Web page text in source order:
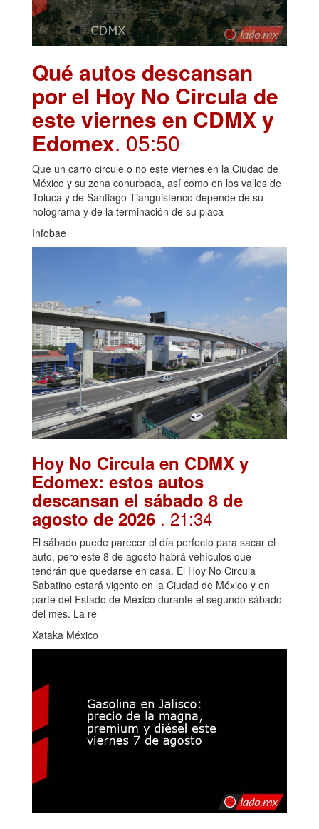
Qué autos descansan
por el Hoy No Circula de
este viernes en CDMX y
Edomex. 05:50
Que un carro circule o no este viernes en la Ciudad de
México y su zona conurbada, así como en los valles de
Toluca y de Santiago Tianguistenco depende de su
holograma y de la terminación de su placa
Infobae
Hoy No Circula en CDMX y
Edomex: estos autos
descansan el sábado 8 de
agosto de 2026 . 21:34
El sábado puede parecer el día perfecto para sacar el
auto, pero este 8 de agosto habrá vehículos que
tendrán que quedarse en casa. El Hoy No Circula
Sabatino estará vigente en la Ciudad de México y en
parte del Estado de México durante el segundo sábado
del mes. La re
Xataka México